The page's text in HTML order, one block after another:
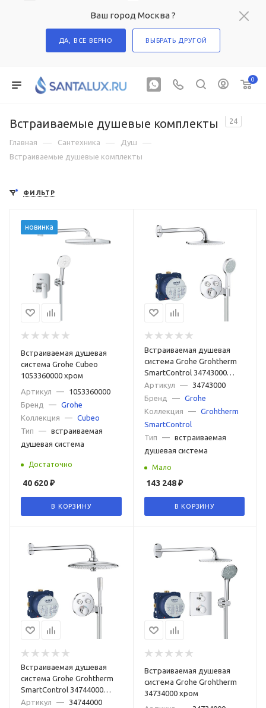
Ваш город Москва ?
ДА, ВСЕ ВЕРНО ВЫБРАТЬ ДРУГОЙ
0
Встраиваемые душевые комплекты 24
Главная — Сантехника — Душ —
Встраиваемые душевые комплекты
ФИЛЬТР
новинка
Встраиваемая душевая
система Grohe Cubeo
1053360000 хром
Артикул
—
1053360000
Бренд
— Grohe
Коллекция
— Cubeo
Тип
— встраиваемая
душевая система
Достаточно
40 620₽
В КОРЗИНУ
Встраиваемая душевая
система Grohe Grohtherm
SmartControl 34743000
хром
Артикул —
34743000
Бренд
—
Grohe
Коллекция
—
Grohtherm
SmartControl
Тип
—
встраиваемая
душевая система
Мало
143 248₽
В КОРЗИНУ
Встраиваемая душевая
система Grohe Grohtherm
SmartControl 34744000
хром
Артикул —
34744000
Встраиваемая душевая
система Grohe Grohtherm
34734000 хром